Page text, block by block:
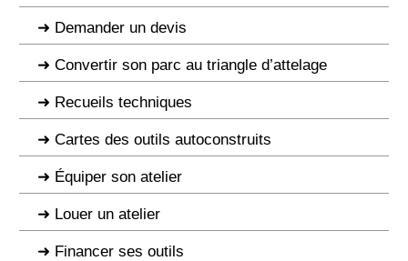
Demander un devis
Convertir son parc au triangle d’attelage
Recueils techniques
Cartes des outils autoconstruits
Équiper son atelier
Louer un atelier
Financer ses outils